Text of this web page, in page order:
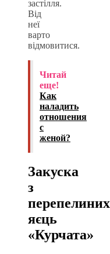
застілля.
Від
неї
варто
відмовитися.
Читай
еще!
Как
наладить
отношения
с
женой?
Закуска
з
перепелиних
яєць
«Курчата»